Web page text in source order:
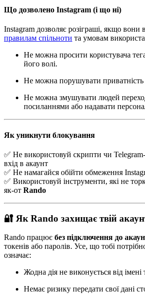
Що дозволено Instagram (і що ні)
Instagram дозволяє розіграші, якщо вони
правилам спільноти та умовам
Не можна просити користувача
його волі.
Не можна порушувати
Не можна змушувати людей
посиланнями або надавати
Як уникнути блокування
✅ Не використовуй скрипти чи
вхід в акаунт
✅ Не намагайся обійти обмеження
✅ Використовуй інструменти, які не
як-от Rando
🔐 Як Rando захищає твій
Rando працює без підключення до
токенів або паролів. Усе, що тобі
означає:
Жодна дія не виконується від
Немає ризику передати свої дані